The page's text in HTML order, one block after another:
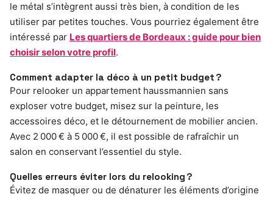
le métal s’intègrent aussi très bien, à condition de les
utiliser par petites touches. Vous pourriez également être
intéressé par Les quartiers de Bordeaux : guide pour bien
choisir selon votre profil.
Comment adapter la déco à un petit budget ?
Pour relooker un appartement haussmannien sans
exploser votre budget, misez sur la peinture, les
accessoires déco, et le détournement de mobilier ancien.
Avec 2 000 € à 5 000 €, il est possible de rafraîchir un
salon en conservant l’essentiel du style.
Quelles erreurs éviter lors du relooking ?
Évitez de masquer ou de dénaturer les éléments d’origine